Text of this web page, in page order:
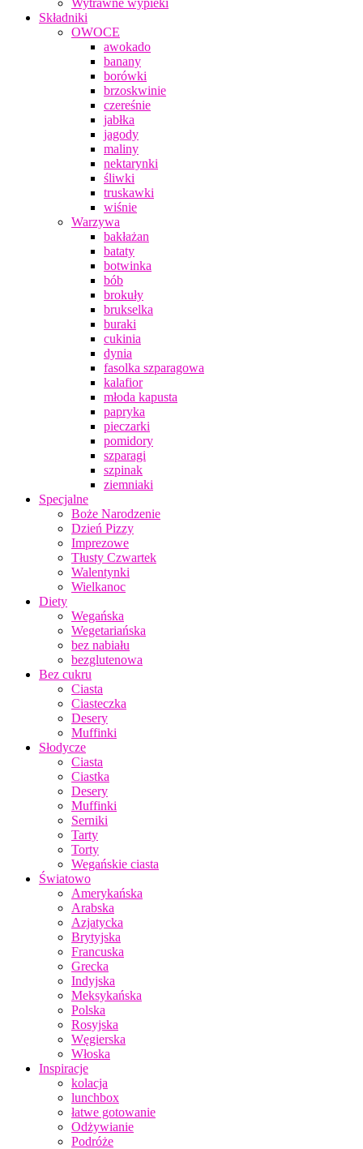
Wytrawne wypieki
Składniki
OWOCE
awokado
banany
borówki
brzoskwinie
czereśnie
jabłka
jagody
maliny
nektarynki
śliwki
truskawki
wiśnie
Warzywa
bakłażan
bataty
botwinka
bób
brokuły
brukselka
buraki
cukinia
dynia
fasolka szparagowa
kalafior
młoda kapusta
papryka
pieczarki
pomidory
szparagi
szpinak
ziemniaki
Specjalne
Boże Narodzenie
Dzień Pizzy
Imprezowe
Tłusty Czwartek
Walentynki
Wielkanoc
Diety
Wegańska
Wegetariańska
bez nabiału
bezglutenowa
Bez cukru
Ciasta
Ciasteczka
Desery
Muffinki
Słodycze
Ciasta
Ciastka
Desery
Muffinki
Serniki
Tarty
Torty
Wegańskie ciasta
Światowo
Amerykańska
Arabska
Azjatycka
Brytyjska
Francuska
Grecka
Indyjska
Meksykańska
Polska
Rosyjska
Węgierska
Włoska
Inspiracje
kolacja
lunchbox
łatwe gotowanie
Odżywianie
Podróże